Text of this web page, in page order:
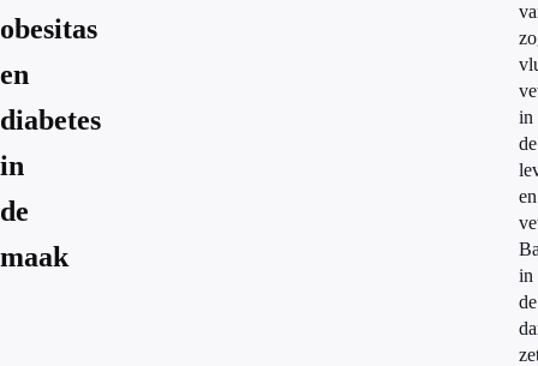
obesitas
en
diabetes
in
de
maak
in
de
en
in
de